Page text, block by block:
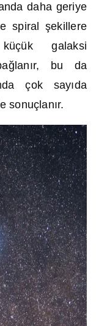
daha geriye
spiral şekillere
galaksi
bu da
çok sayıda
sonuçlanır.